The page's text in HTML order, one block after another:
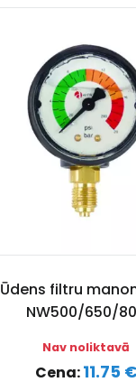
Ūdens filtru
NW500/650/
Nav noliktavā
Cena:11.75